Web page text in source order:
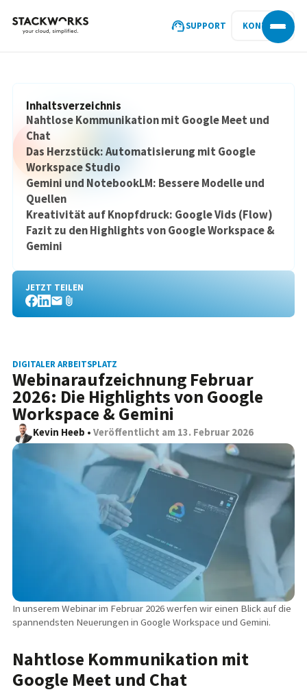
SUPPORT KONTAKT
DIGITALER ARBEITSPLATZ
Webinaraufzeichnung Februar
2026: Die Highlights von Google
Workspace & Gemini
Kevin Heeb • Veröffentlicht am 13. Februar 2026
In unserem Webinar im Februar 2026 werfen wir einen Blick auf die
spannendsten Neuerungen in Google Workspace und Gemini.
Nahtlose Kommunikation mit
Google Meet und Chat
Inhaltsverzeichnis
‍Nahtlose Kommunikation mit Google Meet und
Chat
Das Herzstück: Automatisierung mit Google
Workspace Studio
Gemini und NotebookLM: Bessere Modelle und
Quellen
Kreativität auf Knopfdruck: Google Vids (Flow)
Fazit zu den Highlights von Google Workspace &
Gemini‍
JETZT TEILEN